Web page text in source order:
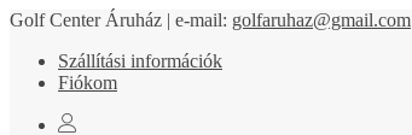
Golf Center Áruház | e-mail: golfaruhaz@gmail.com
Szállítási információk
Fiókom